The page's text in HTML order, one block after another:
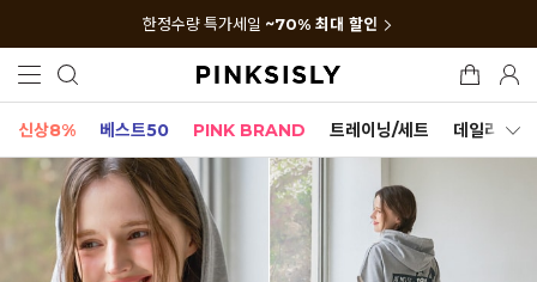
한정수량 특가세일 ~70% 최대 할인
신상8% 베스트50 PINK BRAND 트레이닝/세트 데일리세트